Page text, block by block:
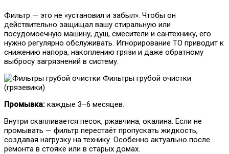
Фильтр — это не «установил и забыл». Чтобы он
действительно защищал вашу стиральную или
посудомоечную машину, душ, смесители и сантехнику, его
нужно регулярно обслуживать. Игнорирование ТО приводит к
снижению напора, накоплению грязи и даже обратному
выбросу загрязнений в систему.
Фильтры грубой очистки
(грязевики)
Промывка: каждые 3–6 месяцев.
Внутри скапливается песок, ржавчина, окалина. Если не
промывать — фильтр перестаёт пропускать жидкость,
создавая нагрузку на технику. Особенно актуально после
ремонта в стояке или в старых домах.